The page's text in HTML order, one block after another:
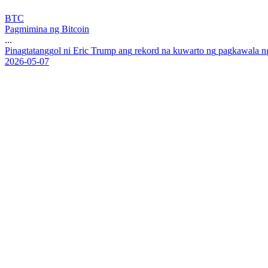
BTC
Pagmimina ng Bitcoin
...
Pinagtatanggol ni Eric Trump ang rekord na kuwarto ng pagkawala n
2026-05-07